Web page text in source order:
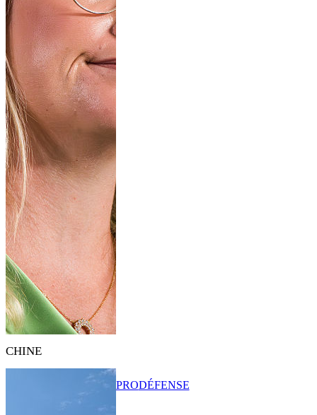
CHINE
PRODÉFENSE